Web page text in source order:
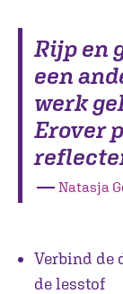
Rijp en
een
werk
Erover
― Natasja
Verbind de
de lesstof